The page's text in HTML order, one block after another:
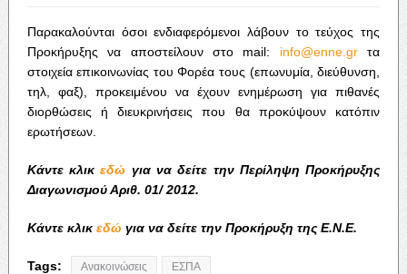
Παρακαλούνται όσοι ενδιαφερόμενοι λάβουν το τεύχος της
Προκήρυξης να αποστείλουν στο mail: info@enne.grτα
στοιχεία επικοινωνίας του Φορέα τους (επωνυμία, διεύθυνση,
τηλ, φαξ), προκειμένου να έχουν ενημέρωση για πιθανές
διορθώσεις ή διευκρινήσεις που θα προκύψουν κατόπιν
ερωτήσεων.
Κάντε κλικεδώ για να δείτε την Περίληψη Προκήρυξης
Διαγωνισμού Αριθ. 01/ 2012.
Κάντε κλικ εδώγια να δείτε την Προκήρυξη της Ε.Ν.Ε.
Tags: Ανακοινώσεις ΕΣΠΑ